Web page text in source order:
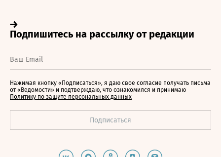
Нажимая кнопку «Подписаться», я даю свое согласие получать письма
от «Ведомости» и подтверждаю, что ознакомился и принимаю
Политику по защите персональных данных